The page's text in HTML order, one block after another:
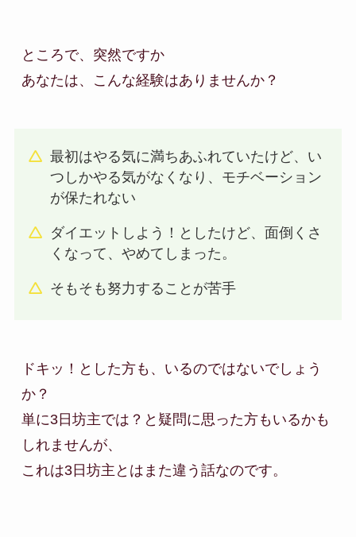
ところで、突然ですか
最初はやる気に満ちあふれていたけど、い
つしかやる気がなくなり、モチベーション
が保たれない
ダイエットしよう！としたけど、面倒くさ
くなって、やめてしまった。
そもそも努力することが苦手
ドキッ！とした方も、いるのではないでしょう
か？
単に3日坊主では？と疑問に思った方もいるかも
しれませんが、
これは3日坊主とはまた違う話なのです。